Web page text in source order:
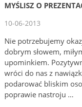
MYŚLISZ O
10-06-2013
Nie potrzebujemy
dobrym słowem,
upominkiem.
wróci do nas z
podarować bliskim
poprawie nastroju …